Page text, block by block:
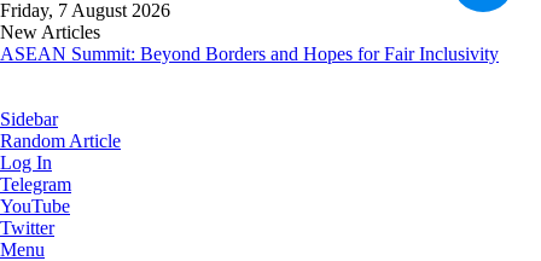
Friday, 7 August 2026
New Articles
ASEAN Summit: Beyond Borders and Hopes for Fair Inclusivity
Sidebar
Random Article
Log In
Telegram
YouTube
Twitter
Menu